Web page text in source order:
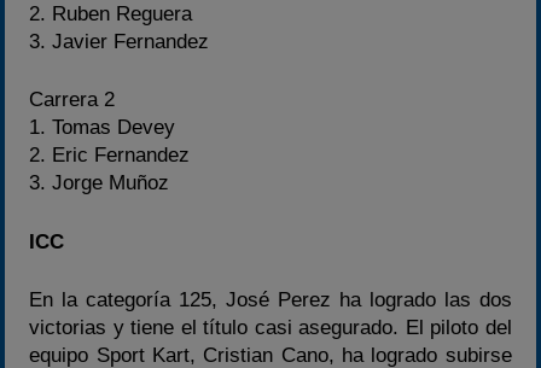
2. Ruben Reguera
3. Javier Fernandez
Carrera 2
1. Tomas Devey
2. Eric Fernandez
3. Jorge Muñoz
ICC
En la categoría 125, José Perez ha logrado las dos
victorias y tiene el título casi asegurado. El piloto del
equipo Sport Kart, Cristian Cano, ha logrado subirse